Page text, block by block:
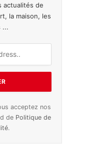
actualités de
la maison, les
...
acceptez nos
de Politique de
.